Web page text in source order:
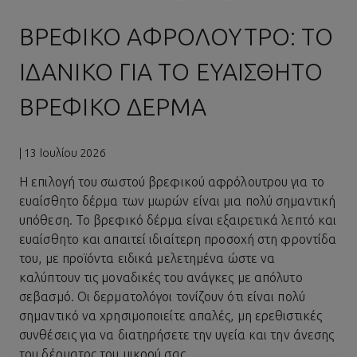
ΒΡΕΦΙΚΌ ΑΦΡΌΛΟΥΤΡΟ: ΤΟ
ΙΔΑΝΙΚΌ ΓΙΑ ΤΟ ΕΥΑΊΣΘΗΤΟ
ΒΡΕΦΙΚΌ ΔΈΡΜΑ
| 13 Ιουλίου 2026
Η επιλογή του σωστού βρεφικού αφρόλουτρου για το
ευαίσθητο δέρμα των μωρών είναι μια πολύ σημαντική
υπόθεση. Το βρεφικό δέρμα είναι εξαιρετικά λεπτό και
ευαίσθητο και απαιτεί ιδιαίτερη προσοχή στη φροντίδα
του, με προϊόντα ειδικά μελετημένα ώστε να
καλύπτουν τις μοναδικές του ανάγκες με απόλυτο
σεβασμό. Οι δερματολόγοι τονίζουν ότι είναι πολύ
σημαντικό να χρησιμοποιείτε απαλές, μη ερεθιστικές
συνθέσεις για να διατηρήσετε την υγεία και την άνεσης
του δέρματος του μικρού σας.